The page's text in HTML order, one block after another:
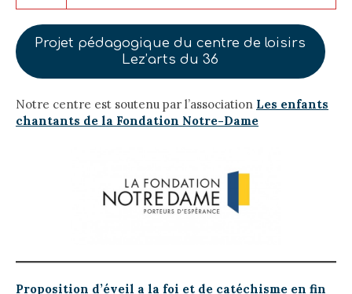
Projet pédagogique du centre de loisirs
Lez’arts du 36
Notre centre est soutenu par l’association Les enfants
chantants de la Fondation Notre-Dame
Proposition d’éveil a la foi et de catéchisme en fin